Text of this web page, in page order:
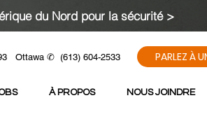
du Nord pour la sécurité >
Ottawa ✆ (613) 604-2533 PARLEZ À
À PROPOS NOUS JOINDRE